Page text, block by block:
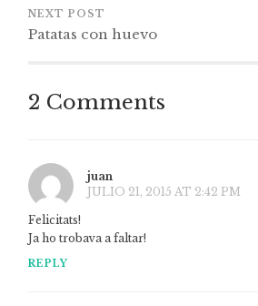
NEXT POST
Patatas con huevo
2 Comments
juan
JULIO 21, 2015 AT 2:42 PM
Felicitats!
Ja ho trobava a faltar!
REPLY